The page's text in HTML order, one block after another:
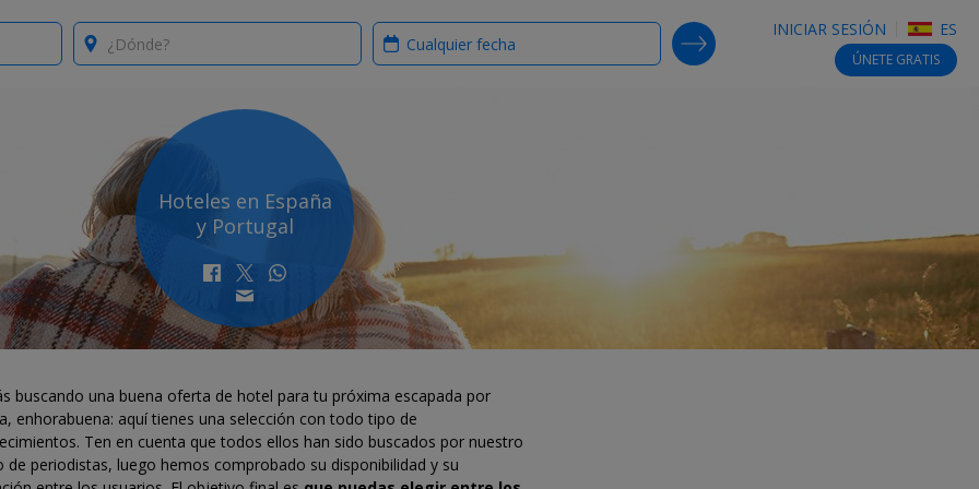
INICIAR SESIÓN ES
ÚNETE GRATIS
Where? When?
SEARCH DEALS
Hoteles en España
y Portugal
buscando una buena oferta de hotel para tu próxima escapada por
enhorabuena: aquí tienes una selección con todo tipo de
Ten en cuenta que todos ellos han sido buscados por nuestro
de periodistas, luego hemos comprobado su disponibilidad y su